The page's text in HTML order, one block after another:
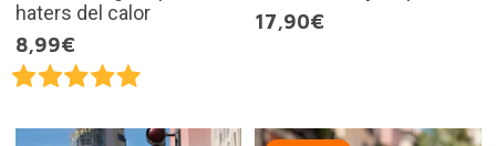
haters del calor
8,99€
17,90€